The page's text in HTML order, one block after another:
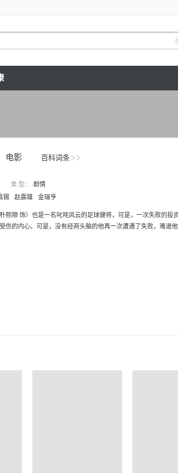
百科词条
电影
类 型：
剧情
锡 赵震雄 金瑞亨
熙顺 饰）也是一名叱咤风云的足球健将，可是，一次失败的
伤的内心。可是，没有经商头脑的他再一次遭遇了失败，难道